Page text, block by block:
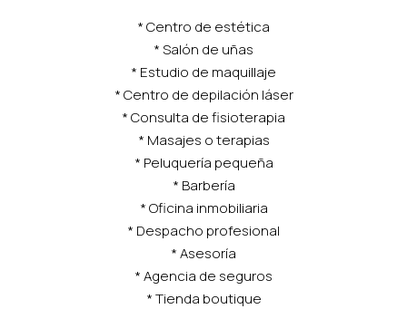
* Centro de estética
* Salón de uñas
* Estudio de maquillaje
* Centro de depilación láser
* Consulta de fisioterapia
* Masajes o terapias
* Peluquería pequeña
* Barbería
* Oficina inmobiliaria
* Despacho profesional
* Asesoría
* Agencia de seguros
* Tienda boutique